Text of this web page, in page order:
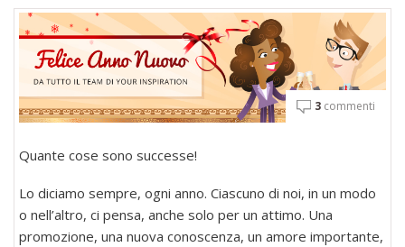
3 commenti
Quante cose sono successe!
Lo diciamo sempre, ogni anno. Ciascuno di noi, in un modo
o nell’altro, ci pensa, anche solo per un attimo. Una
promozione, una nuova conoscenza, un amore importante,